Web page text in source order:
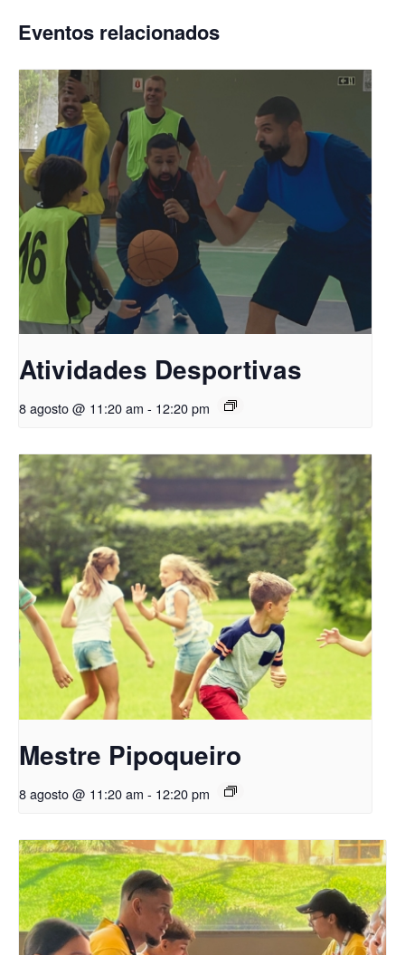
Eventos relacionados
Atividades Desportivas
8 agosto @ 11:20 am - 12:20 pm
Mestre Pipoqueiro
8 agosto @ 11:20 am - 12:20 pm